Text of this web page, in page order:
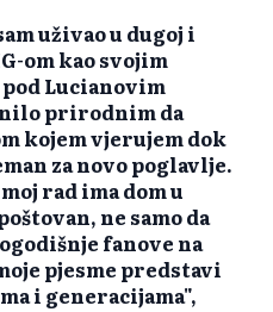
uživao u dugoj i
om kao svojim
Lucianovim
prirodnim da
kojem vjerujem dok
za novo poglavlje.
rad ima dom u
ne samo da
fanove na
pjesme predstavi
i generacijama",